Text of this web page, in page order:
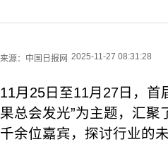
来源： 中国日报网 2025-11-27 08:31:28
11月25日至11月27日，首
果总会发光”为主题，汇
千余位嘉宾，探讨行业的